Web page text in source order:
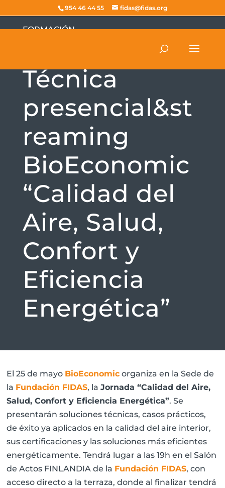
954 46 44 55 fidas@fidas.org
FORMACIÓN
Técnica
presencial&st
reaming
BioEconomic
“Calidad del
Aire, Salud,
Confort y
Eficiencia
Energética”
El 25 de mayo BioEconomic organiza en la Sede de
la Fundación FIDAS, laJornada “Calidad del Aire,
Salud, Confort y Eficiencia Energética”. Se
presentarán soluciones técnicas, casos prácticos,
de éxito ya aplicados en la calidad del aire interior,
sus certificaciones y las soluciones más eficientes
energéticamente. Tendrá lugar a las 19h en el Salón
de Actos FINLANDIA de la Fundación FIDAS, con
acceso directo a la terraza, donde al finalizar tendrá